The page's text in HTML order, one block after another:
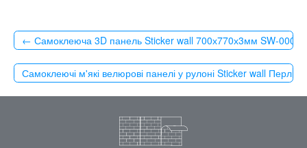
← Самоклеюча 3D панель Sticker wall 700х770х3мм SW-
Самоклеючі м'які велюрові панелі у рулоні Sticker wall